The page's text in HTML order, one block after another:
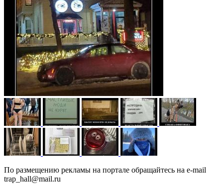
По размещению рекламы на портале обращайтесь на e-mail
trap_hall@mail.ru